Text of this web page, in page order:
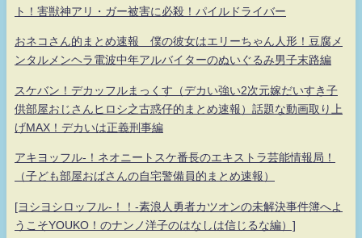
ト！害獣神アリ・ガー被害に必殺！パイルドライバー
おネコさん的まとめ速報 僕の彼女はエリーちゃん人形！豆腐メ
ンタルメンヘラ電波中年アルバイターのぬいぐるみ男子末路編
スケバン！デカッフルまっくす（デカい強い2次元嫁だいすき子
供部屋おじさんヒロシ之古惑仔的まとめ速報）話題な動画取り上
げMAX！デカいは正義刑事編
アキヨッフル-！ネオニートスケ番長のエキストラ芸能情報局！
（子ども部屋おばさんの自宅警備員的まとめ速報）
[ヨシヨシロッフル-！！-素浪人勇者カツオンの未解決事件簿へよ
うこそYOUKO！のナンノ洋子のはなしは信じるな編）]